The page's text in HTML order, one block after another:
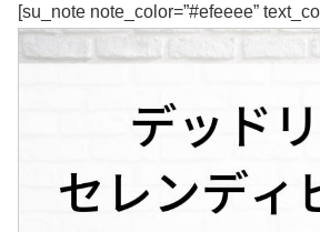
[su_note note_color=”#efeeee”